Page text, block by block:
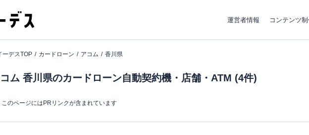
運営者情報 コンテンツ
ーデスTOP カードローン アコム 香川県
ム 香川県のカードローン自動契約機・店舗・ATM (4件)
このページにはPRリンクが含まれています